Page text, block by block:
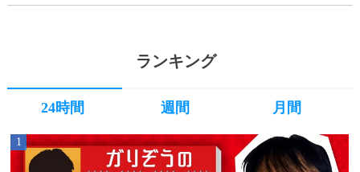
ランキング
24時間 週間 月間
1